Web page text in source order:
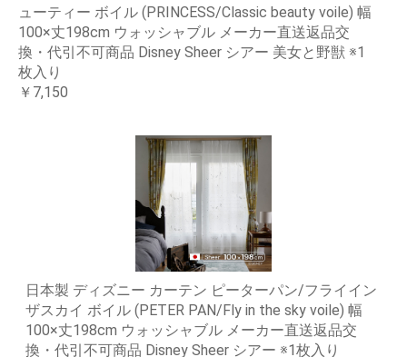
ューティー ボイル (PRINCESS/Classic beauty voile) 幅
100×丈198cm ウォッシャブル メーカー直送返品交
換・代引不可商品 Disney Sheer シアー 美女と野獣 ※1
枚入り
￥7,150
日本製 ディズニー カーテン ピーターパン/フライイン
ザスカイ ボイル (PETER PAN/Fly in the sky voile) 幅
100×丈198cm ウォッシャブル メーカー直送返品交
換・代引不可商品 Disney Sheer シアー ※1枚入り